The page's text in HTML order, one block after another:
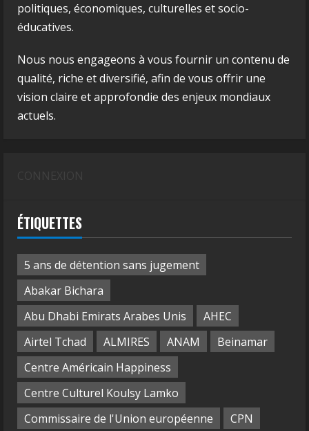
politiques, économiques, culturelles et socio-
éducatives.
Nous nous engageons à vous fournir un contenu de
qualité, riche et diversifié, afin de vous offrir une
vision claire et approfondie des enjeux mondiaux
actuels.
ÉTIQUETTES
5 ans de détention sans jugement
Abakar Bichara
Abu Dhabi Emirats Arabes Unis
AHEC
Airtel Tchad
ALMIRES ANAM
Beinamar
Centre Américain Happiness
Centre Culturel Koulsy Lamko
Commissaire de l'Union européenne
CPN